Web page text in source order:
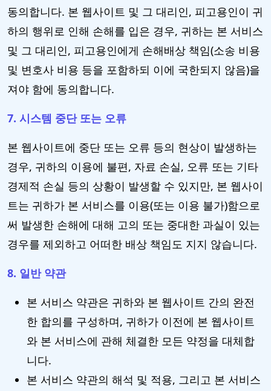
동의합니다. 본 웹사이트 및 그 대리인, 피고용인이 귀
하의 행위로 인해 손해를 입은 경우, 귀하는 본 서비스
및 그 대리인, 피고용인에게 손해배상 책임(소송 비용
및 변호사 비용 등을 포함하되 이에 국한되지 않음)을
져야 함에 동의합니다.
7. 시스템 중단 또는 오류
본 웹사이트에 중단 또는 오류 등의 현상이 발생하는
경우, 귀하의 이용에 불편, 자료 손실, 오류 또는 기타
경제적 손실 등의 상황이 발생할 수 있지만, 본 웹사이
트는 귀하가 본 서비스를 이용(또는 이용 불가)함으로
써 발생한 손해에 대해 고의 또는 중대한 과실이 있는
경우를 제외하고 어떠한 배상 책임도 지지 않습니다.
8. 일반 약관
본 서비스 약관은 귀하와 본 웹사이트 간의 완전
한 합의를 구성하며, 귀하가 이전에 본 웹사이트
와 본 서비스에 관해 체결한 모든 약정을 대체합
니다.
본 서비스 약관의 해석 및 적용, 그리고 본 서비스